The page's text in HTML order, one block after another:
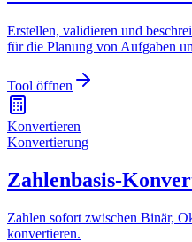
Erstellen, validieren und
für die Planung von Aufgaben
Tool öffnen
Konvertieren
Konvertierung
Zahlenbasis-
Zahlen sofort zwischen Binär,
konvertieren.